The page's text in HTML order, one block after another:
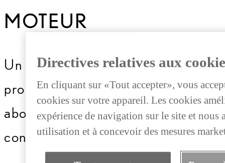
MOTEUR
Un moteur hautes performances
procure plaisir et exaltation, pour
aborder chaque trajet avec
confiance.
Directives relatives aux
En cliquant sur «Tout accepter», vous
cookies sur votre appareil. Les cookies
expérience de navigation sur le site et nous
utilisation et à concevoir des mesures